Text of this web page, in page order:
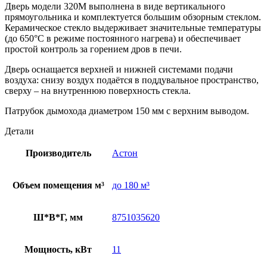
Дверь модели 320М выполнена в виде вертикального
прямоугольника и комплектуется большим обзорным стеклом.
Керамическое стекло выдерживает значительные температуры
(до 650°C в режиме постоянного нагрева) и обеспечивает
простой контроль за горением дров в печи.
Дверь оснащается верхней и нижней системами подачи
воздуха: снизу воздух подаётся в поддувальное пространство,
сверху – на внутреннюю поверхность стекла.
Патрубок дымохода диаметром 150 мм с верхним выводом.
Детали
Производитель Астон
Объем помещения м³ до 180 м³
Ш*В*Г, мм 8751035620
Мощность, кВт 11